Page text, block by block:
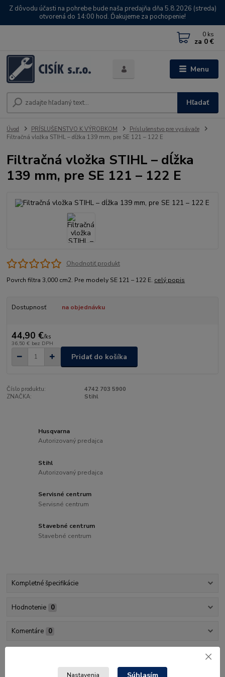
Z dôvodu účasti na pohrebe bude naša predajňa dňa 5.8.2026 (streda)
otvorená do 14:00 hod. Ďakujeme za pochopenie!
Menu
Hľadať
0 ks
za 0 €
Úvod PRÍSLUŠENSTVO K VÝROBKOM
Príslušenstvo pre vysávače
Filtračná vložka STIHL – dĺžka 139 mm, pre SE 121 – 122 E
Filtračná vložka STIHL – dĺžka
139 mm, pre SE 121 – 122 E
Ohodnotiť produkt
Povrch filtra 3,000 cm2. Pre modely SE 121 – 122 E. celý popis
Dostupnosť na objednávku
44,90 €/ks
36,50 € bez DPH
Pridať do košíka
Číslo produktu:
4742 703 5900
ZNAČKA:
Stihl
Husqvarna
Autorizovaný predajca
Stihl
Autorizovaný predajca
Servisné centrum
Servisné centrum
Stavebné centrum
Stavebné centrum
Kompletné špecifikácie
Hodnotenie 0
Komentáre 0
Nastavenia